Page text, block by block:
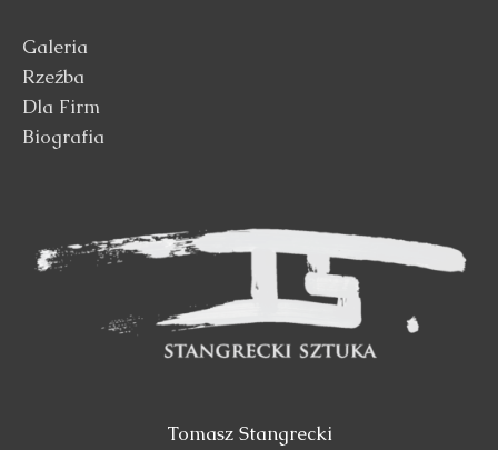
Galeria
Rzeźba
Dla Firm
Biografia
Tomasz Stangrecki